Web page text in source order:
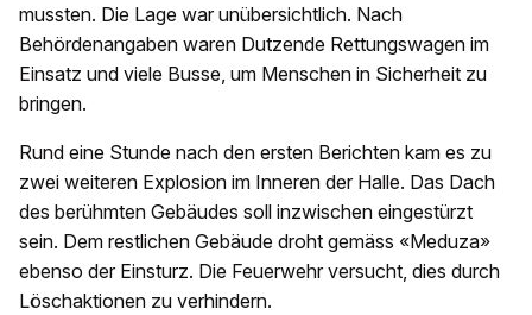
mussten. Die Lage war unübersichtlich. Nach
Behördenangaben waren Dutzende Rettungswagen im
Einsatz und viele Busse, um Menschen in Sicherheit zu
bringen.
Rund eine Stunde nach den ersten Berichten kam es zu
zwei weiteren Explosion im Inneren der Halle. Das Dach
des berühmten Gebäudes soll inzwischen eingestürzt
sein. Dem restlichen Gebäude droht gemäss «Meduza»
ebenso der Einsturz. Die Feuerwehr versucht, dies durch
Löschaktionen zu verhindern.